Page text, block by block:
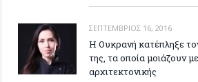
ΣΕΠΤΈΜΒΡΙΟΣ 16, 2016
H Ουκρανή κατέπληξε
της, τα οποία μοιάζουν
αρχιτεκτονικής